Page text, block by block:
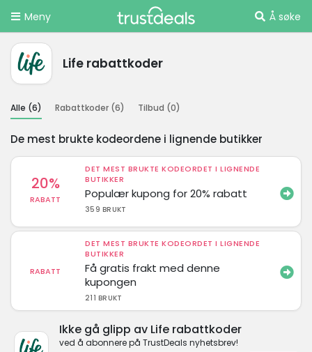
Meny Å søke
Life rabattkoder
Alle (6) Rabattkoder (6) Tilbud (0)
De mest brukte kodeordene i lignende butikker
20%
RABATT
DET MEST BRUKTE KODEORDET I LIGNENDE
BUTIKKER
Populær kupong for 20% rabatt
359 BRUKT
RABATT
DET MEST BRUKTE KODEORDET I LIGNENDE
BUTIKKER
Få gratis frakt med denne
kupongen
211 BRUKT
Ikke gå glipp av Life rabattkoder
ved å abonnere på TrustDeals nyhetsbrev!